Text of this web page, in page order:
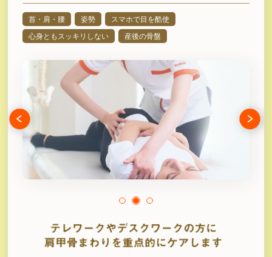
首・肩・腰 姿勢
スマホで目を酷使
心身ともスッキリしない
産後の骨盤